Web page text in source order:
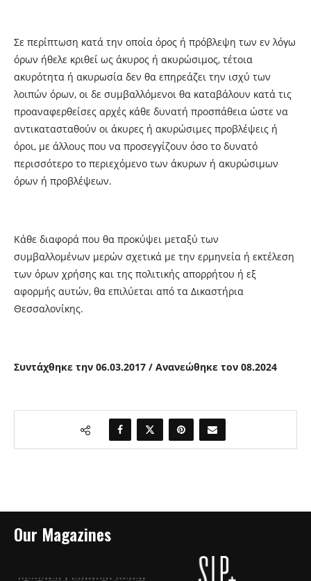
Σε περίπτωση κατά την οποία όρος ή πρόβλεψη των εν λόγω
όρων ήθελε κριθεί ως άκυρος ή ακυρώσιμος, τέτοια
ακυρότητα ή ακυρωσία δεν θα επηρεάζει την ισχύ των
λοιπών όρων, οι δε συμβαλλόμενοι θα καταβάλουν κατά τις
προαναφερθείσες αρχές κάθε δυνατή προσπάθεια ώστε να
αντικατασταθούν οι άκυρες ή ακυρώσιμες προβλέψεις ή
όροι, με άλλους που να προσεγγίζουν όσο το δυνατό
περισσότερο το περιεχόμενο των άκυρων ή ακυρώσιμων
όρων ή προβλέψεων.
Κάθε διαφορά που θα προκύψει μεταξύ των
συμβαλλομένων μερών σχετικά με την ερμηνεία ή εκτέλεση
των όρων χρήσης και της πολιτικής απορρήτου ή εξ
αφορμής αυτών, θα επιλύεται από τα Δικαστήρια
Θεσσαλονίκης.
Συντάχθηκε την 06.03.2017 / Ανανεώθηκε τον 08.2024
Our Magazines